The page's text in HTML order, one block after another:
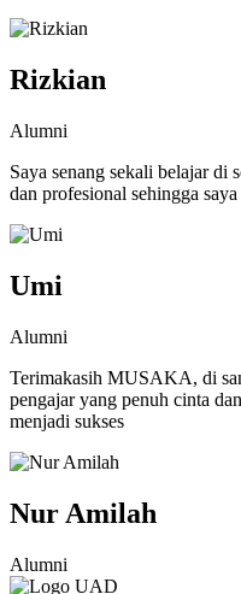
Rizkian
Alumni
Saya senang sekali belajar di
dan profesional sehingga
Umi
Alumni
Terimakasih MUSAKA, di
pengajar yang penuh cinta
menjadi sukses
Nur Amilah
Alumni